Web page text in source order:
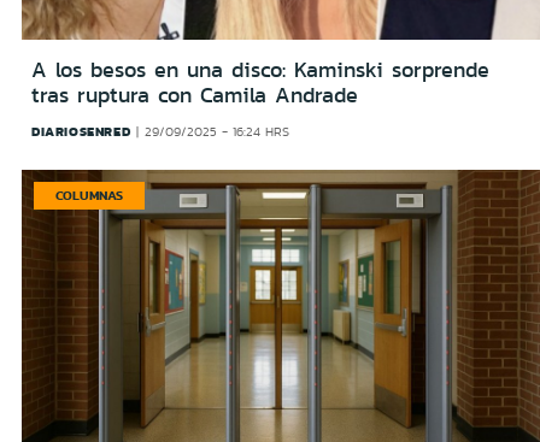
A los besos en una disco: Kaminski sorprende
tras ruptura con Camila Andrade
DIARIOSENRED 29/09/2025 - 16:24 HRS
COLUMNAS